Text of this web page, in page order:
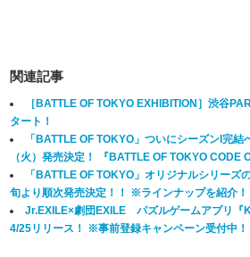
関連記事
［BATTLE OF TOKYO EXHIBITION］渋谷
タート！
「BATTLE OF TOKYO」ついにシーズンI完
（火）発売決定！ 『BATTLE OF TOKYO CODE
「BATTLE OF TOKYO」オリジナルシリーズ
旬より順次発売決定！！ ※ラインナップを紹介！
Jr.EXILE×劇団EXILE パズルゲームアプリ『
4/25リリース！ ※事前登録キャンペーン受付中！